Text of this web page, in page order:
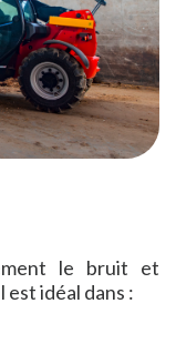
le bruit et
est idéal dans :